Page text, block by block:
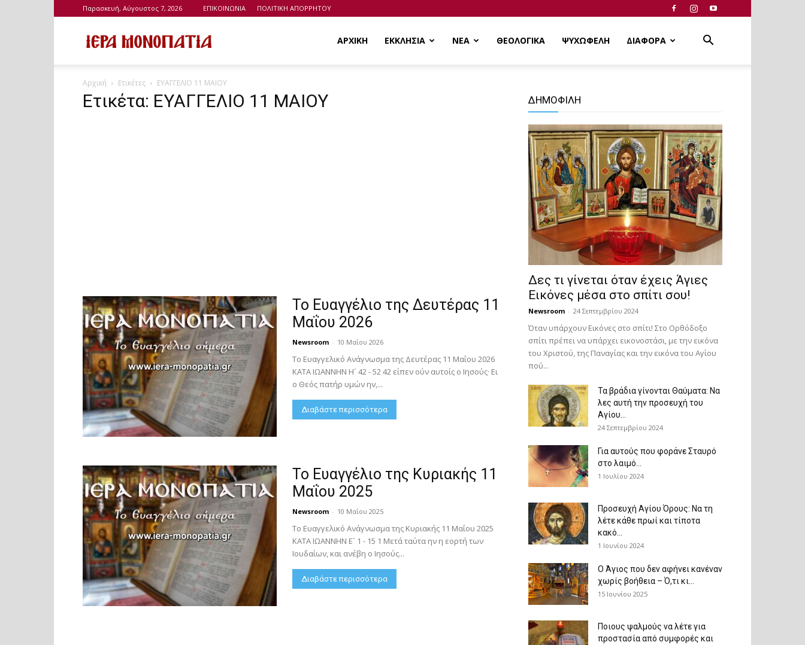
Παρασκευή, Αύγουστος 7, 2026 ΕΠΙΚΟΙΝΩΝΙΑ ΠΟΛΙΤΙΚΗ ΑΠΟΡΡΗΤΟΥ
Μονοπάτια
ΑΡΧΙΚΗ ΕΚΚΛΗΣΙΑ ΝΕΑ ΘΕΟΛΟΓΙΚΑ ΨΥΧΩΦΕΛΗ ΔΙΑΦΟΡΑ
Αρχική Ετικέτες ΕΥΑΓΓΕΛΙΟ 11 ΜΑΙΟΥ
Ετικέτα: ΕΥΑΓΓΕΛΙΟ 11 ΜΑΙΟΥ
Το Ευαγγέλιο της Δευτέρας 11
Μαΐου 2026
Newsroom - 10 Μαΐου 2026
Το Ευαγγελικό Ανάγνωσμα της Δευτέρας 11 Μαΐου 2026
ΚΑΤΑ ΙΩΑΝΝΗΝ Η´ 42 - 52 42 είπεν ούν αυτοίς ο Ιησούς· Ει
ο Θεός πατήρ υμών ην,...
Διαβάστε περισσότερα
Το Ευαγγέλιο της Κυριακής 11
Μαΐου 2025
Newsroom - 10 Μαΐου 2025
Το Ευαγγελικό Ανάγνωσμα της Κυριακής 11 Μαΐου 2025
ΚΑΤΑ ΙΩΑΝΝΗΝ Ε´ 1 - 15 1 Μετά ταύτα ην η εορτή των
Ιουδαίων, και ανέβη ο Ιησούς...
Διαβάστε περισσότερα
ΔΗΜΟΦΙΛΗ
Δες τι γίνεται όταν έχεις Άγιες
Εικόνες μέσα στο σπίτι σου!
Newsroom - 24 Σεπτεμβρίου 2024
Όταν υπάρχουν Εικόνες στο σπίτι! Στο Ορθόδοξο
σπίτι πρέπει να υπάρχει εικονοστάσι, με την εικόνα
του Χριστού, της Παν­αγίας και την εικόνα του Αγίου
πού...
Τα βράδια γίνονται Θαύματα: Να
λες αυτή την προσευχή του
Αγίου...
24 Σεπτεμβρίου 2024
Για αυτούς που φοράνε Σταυρό
στο λαιμό…
1 Ιουλίου 2024
Προσευχή Αγίου Όρους: Να τη
λέτε κάθε πρωί και τίποτα
κακό...
1 Ιουνίου 2024
Ο Άγιος που δεν αφήνει κανέναν
χωρίς βοήθεια – Ό,τι κι...
15 Ιουνίου 2025
Ποιους ψαλμούς να λέτε για
προστασία από συμφορές και